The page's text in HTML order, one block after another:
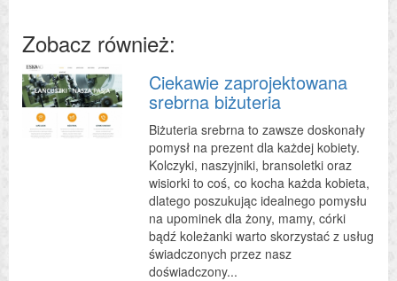
Zobacz również:
Ciekawie zaprojektowana
srebrna biżuteria
Biżuteria srebrna to zawsze doskonały
pomysł na prezent dla każdej kobiety.
Kolczyki, naszyjniki, bransoletki oraz
wisiorki to coś, co kocha każda kobieta,
dlatego poszukując idealnego pomysłu
na upominek dla żony, mamy, córki
bądź koleżanki warto skorzystać z usług
świadczonych przez nasz
doświadczony...